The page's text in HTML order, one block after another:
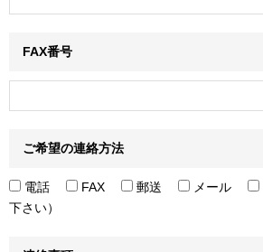
FAX番号
ご希望の連絡方法
電話 FAX 郵送 メール
下さい）